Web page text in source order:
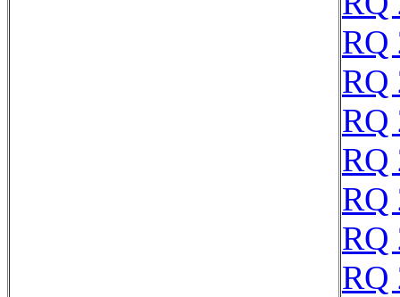
RQ
RQ
RQ
RQ
RQ
RQ
RQ